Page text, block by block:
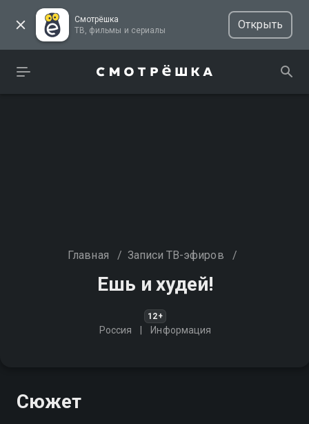
Смотрёшка
ТВ, фильмы и сериалы
Открыть
Главная / Записи ТВ-эфиров /
Ешь и худей!
12+
Россия Информация
Сюжет